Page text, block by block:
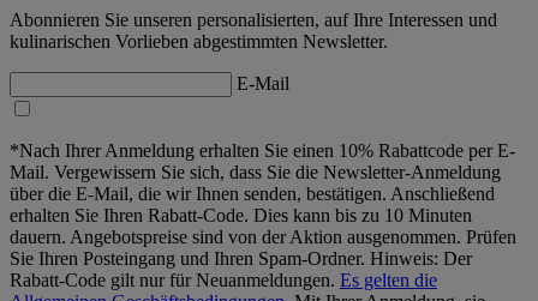
Abonnieren Sie unseren personalisierten, auf Ihre Interessen und
kulinarischen Vorlieben abgestimmten Newsletter.
E-Mail
*Nach Ihrer Anmeldung erhalten Sie einen 10% Rabattcode per E-
Mail. Vergewissern Sie sich, dass Sie die Newsletter-Anmeldung
über die E-Mail, die wir Ihnen senden, bestätigen. Anschließend
erhalten Sie Ihren Rabatt-Code. Dies kann bis zu 10 Minuten
dauern. Angebotspreise sind von der Aktion ausgenommen. Prüfen
Sie Ihren Posteingang und Ihren Spam-Ordner. Hinweis: Der
Rabatt-Code gilt nur für Neuanmeldungen. Es gelten die